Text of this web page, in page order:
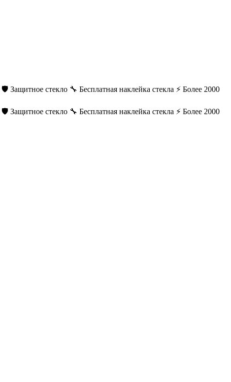
🛡️ Защитное стекло 🔧 Бесплатная наклейка стекла ⚡ Более 2000
🛡️ Защитное стекло 🔧 Бесплатная наклейка стекла ⚡ Более 2000